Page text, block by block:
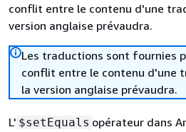
conflit entre le contenu d'une
version anglaise prévaudra.
Les traductions sont fournies
conflit entre le contenu d'une
la version anglaise prévaudra.
L' $setEquals opérateur dans